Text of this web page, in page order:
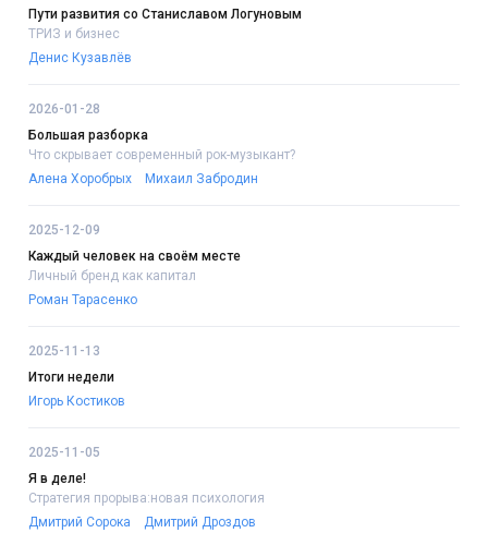
Пути развития со Станиславом Логуновым
ТРИЗ и бизнес
Денис Кузавлёв
2026-01-28
Большая разборка
Что скрывает современный рок-музыкант?
Алена Хоробрых
Михаил Забродин
2025-12-09
Каждый человек на своём месте
Личный бренд как капитал
Роман Тарасенко
2025-11-13
Итоги недели
Игорь Костиков
2025-11-05
Я в деле!
Стратегия прорыва:новая психология
Дмитрий Сорока
Дмитрий Дроздов